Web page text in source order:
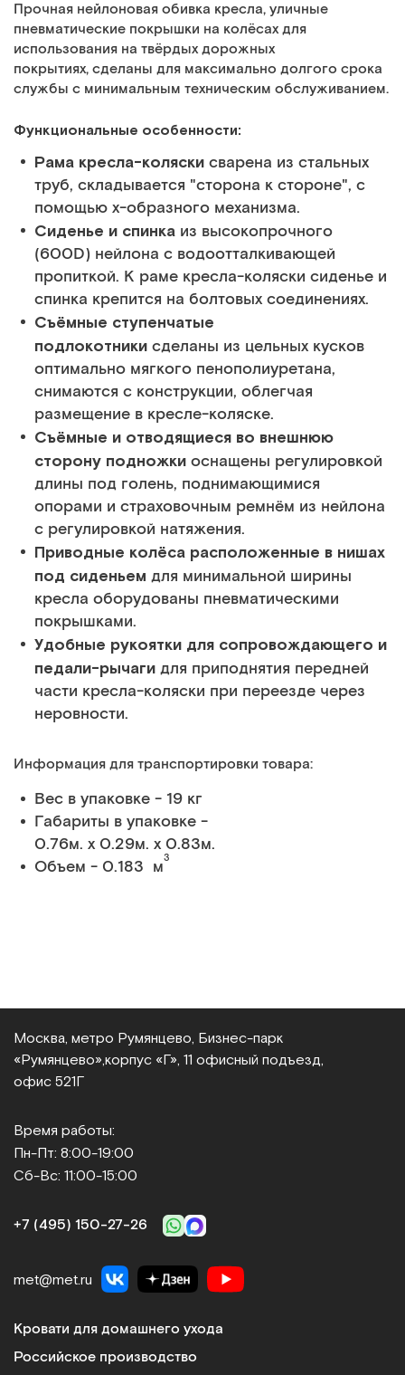
Прочная нейлоновая обивка кресла, уличные
пневматические покрышки на колёсах для
использования на твёрдых дорожных
покрытиях, сделаны для максимально долгого срока
службы с минимальным техническим обслуживанием.
Функциональные особенности:
Рама кресла-коляски сварена из стальных
труб, складывается "сторона к стороне", с
помощью х-образного механизма.
Сиденье и спинка из высокопрочного
(600D) нейлона с водоотталкивающей
пропиткой. К раме кресла-коляски сиденье и
спинка крепится на болтовых соединениях.
Съёмные ступенчатые
подлокотники сделаны из цельных кусков
оптимально мягкого пенополиуретана,
снимаются с конструкции, облегчая
размещение в кресле-коляске.
Съёмные и отводящиеся во внешнюю
сторону подножки оснащены регулировкой
длины под голень, поднимающимися
опорами и страховочным ремнём из нейлона
с регулировкой натяжения.
Приводные колёса расположенные в нишах
под сиденьем для минимальной ширины
кресла оборудованы пневматическими
покрышками.
Удобные рукоятки для сопровождающего и
педали-рычаги для приподнятия передней
части кресла-коляски при переезде через
неровности.
Информация для транспортировки товара:
Вес в упаковке - 19 кг
Габариты в упаковке -
0.76м. x 0.29м. x 0.83м.
Объем - 0.183 м3
Москва, метро Румянцево, Бизнес‑парк
«Румянцево», корпус «Г», 11 офисный подъезд,
офис 521Г
Время работы:
Пн-Пт: 8:00-19:00
Сб-Вс: 11:00-15:00
+7 (495) 150‑27‑26
met@met.ru
Кровати для домашнего ухода
Российское производство